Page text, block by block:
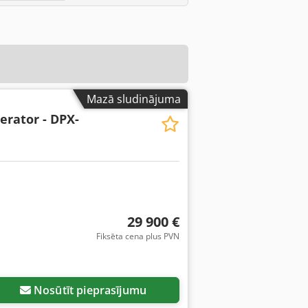
Mazā sludinājuma
- DPX-
29 900 €
Fiksēta cena plus PVN
Nosūtīt pieprasījumu